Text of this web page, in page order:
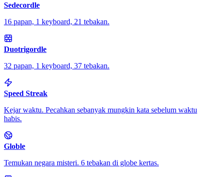
Sedecordle
16 papan, 1 keyboard, 21 tebakan.
Duotrigordle
32 papan, 1 keyboard, 37 tebakan.
Speed Streak
Kejar waktu. Pecahkan sebanyak mungkin kata sebelum waktu
habis.
Globle
Temukan negara misteri. 6 tebakan di globe kertas.